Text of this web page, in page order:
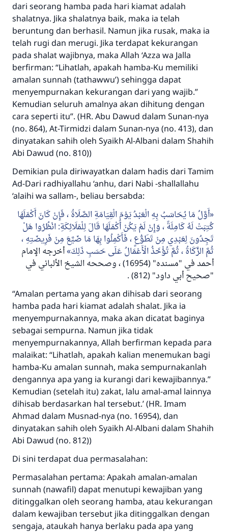
dari seorang hamba pada hari kiamat adalah
shalatnya. Jika shalatnya baik, maka ia telah
beruntung dan berhasil. Namun jika rusak, maka ia
telah rugi dan merugi. Jika terdapat kekurangan
pada shalat wajibnya, maka Allah ‘Azza wa Jalla
berfirman: “Lihatlah, apakah hamba-Ku memiliki
amalan sunnah (tathawwu’) sehingga dapat
menyempurnakan kekurangan dari yang wajib.”
Kemudian seluruh amalnya akan dihitung dengan
cara seperti itu”. (HR. Abu Dawud dalam Sunan-nya
(no. 864), At-Tirmidzi dalam Sunan-nya (no. 413), dan
dinyatakan sahih oleh Syaikh Al-Albani dalam Shahih
Abi Dawud (no. 810))
Demikian pula diriwayatkan dalam hadis dari Tamim
Ad-Dari radhiyallahu ‘anhu, dari Nabi -shallallahu
‘alaihi wa sallam-, beliau bersabda:
أَوَّلُ مَا يُحَاسَبُ بِهِ الْعَبْدُ يَوْمَ الْقِيَامَةِ الصَّلَاةُ ، فَإِنْ كَانَ أَكْمَلَهَا
كُتِبَتْ لَهُ كَامِلَةً ، وَإِنْ لَمْ يَكُنْ أَكْمَلَهَا قَالَ لِلْمَلَائِكَةِ: انْظُرُوا هَلْ
تَجِدُونَ لِعَبْدِي مِنْ تَطَوُّعٍ ، فَأَكْمِلُوا بِهَا مَا ضَيَّعَ مِنْ فَرِيضَتِهِ ،
ثُمَّ الزَّكَاةُ ، ثُمَّ تُؤْخَذُ الْأَعْمَالُ عَلَى حَسَبِ ذَلِكَ أخرجه الإمام
أحمد في "مسنده" (16954) ، وصححه الشيخ الألباني في
"صحيح أبي داود" (812) .
“Amalan pertama yang akan dihisab dari seorang
hamba pada hari kiamat adalah shalat. Jika ia
menyempurnakannya, maka akan dicatat baginya
sebagai sempurna. Namun jika tidak
menyempurnakannya, Allah berfirman kepada para
malaikat: “Lihatlah, apakah kalian menemukan bagi
hamba-Ku amalan sunnah, maka sempurnakanlah
dengannya apa yang ia kurangi dari kewajibannya.”
Kemudian (setelah itu) zakat, lalu amal-amal lainnya
dihisab berdasarkan hal tersebut.’ (HR. Imam
Ahmad dalam Musnad-nya (no. 16954), dan
dinyatakan sahih oleh Syaikh Al-Albani dalam Shahih
Abi Dawud (no. 812))
Di sini terdapat dua permasalahan:
Permasalahan pertama: Apakah amalan-amalan
sunnah (nawafil) dapat menutupi kewajiban yang
ditinggalkan oleh seorang hamba, atau kekurangan
dalam kewajiban tersebut jika ditinggalkan dengan
sengaja, ataukah hanya berlaku pada apa yang